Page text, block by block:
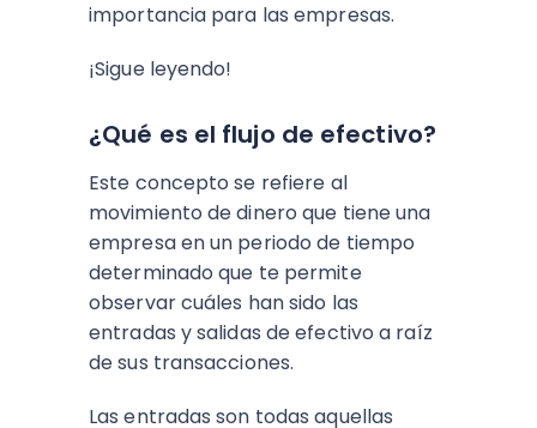
importancia para las empresas.
¡Sigue leyendo!
¿Qué es el flujo de efectivo?
Este concepto se refiere al
movimiento de dinero que tiene una
empresa en un periodo de tiempo
determinado que te permite
observar cuáles han sido las
entradas y salidas de efectivo a raíz
de sus transacciones.
Las entradas son todas aquellas